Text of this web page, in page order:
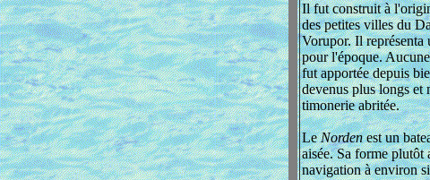
Il fut construit à
des petites villes du
Vorupor. Il représenta
pour l'époque.
fut apportée depuis
devenus plus longs et
timonerie abritée.
LeNordenest un
aisée. Sa forme plutôt
navigation à environ